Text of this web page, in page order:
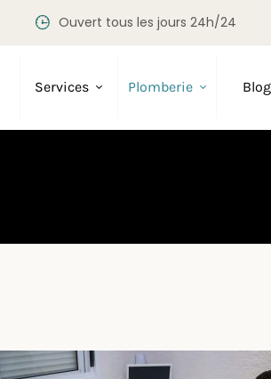
Ouvert tous les jours 24h/24
Services Plomberie